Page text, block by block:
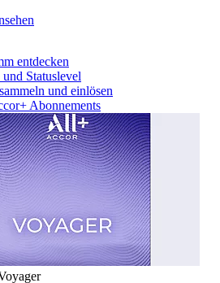
entdecken
Statuslevel
und einlösen
Abonnements